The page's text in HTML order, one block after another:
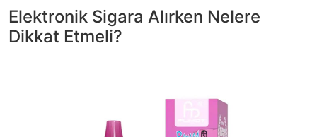
Elektronik Sigara Alırken Nelere
Dikkat Etmeli?